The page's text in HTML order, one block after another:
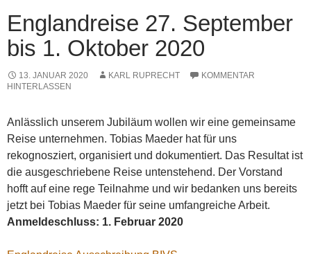
Englandreise 27. September
bis 1. Oktober 2020
13. JANUAR 2020 KARL RUPRECHT
KOMMENTAR
HINTERLASSEN
Anlässlich unserem Jubiläum wollen wir eine gemeinsame
Reise unternehmen. Tobias Maeder hat für uns
rekognosziert, organisiert und dokumentiert. Das Resultat ist
die ausgeschriebene Reise untenstehend. Der Vorstand
hofft auf eine rege Teilnahme und wir bedanken uns bereits
jetzt bei Tobias Maeder für seine umfangreiche Arbeit.
Anmeldeschluss: 1. Februar 2020